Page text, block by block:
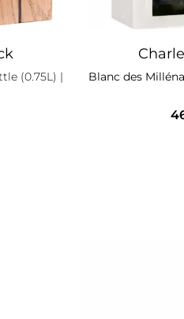
(0.75L) | Blanc des